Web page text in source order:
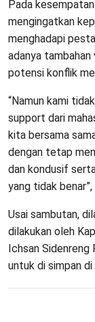
Pada
mengingatkan
menghadapi
adanya tambahan
potensi konflik
“Namun kami
support dari
kita bersama
dengan tetap
dan kondusif
yang tidak
Usai sambutan,
dilakukan oleh
Ichsan Sidenreng
untuk di simpan